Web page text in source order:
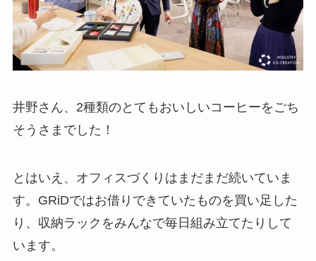
井野さん、2種類のとてもおいしいコーヒーをごち
そうさまでした！
とはいえ、オフィスづくりはまだまだ続いていま
す。GRiDではお借りできていたものを買い足した
り、収納ラックをみんなで毎日組み立てたりして
います。